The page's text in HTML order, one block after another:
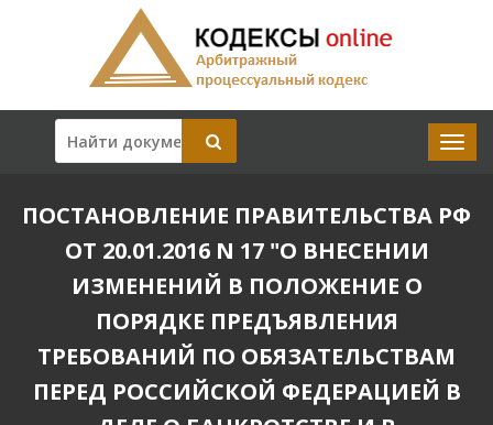
ПОСТАНОВЛЕНИЕ ПРАВИТЕЛЬСТВА РФ
ОТ 20.01.2016 N 17 "О ВНЕСЕНИИ
ИЗМЕНЕНИЙ В ПОЛОЖЕНИЕ О
ПОРЯДКЕ ПРЕДЪЯВЛЕНИЯ
ТРЕБОВАНИЙ ПО ОБЯЗАТЕЛЬСТВАМ
ПЕРЕД РОССИЙСКОЙ ФЕДЕРАЦИЕЙ В